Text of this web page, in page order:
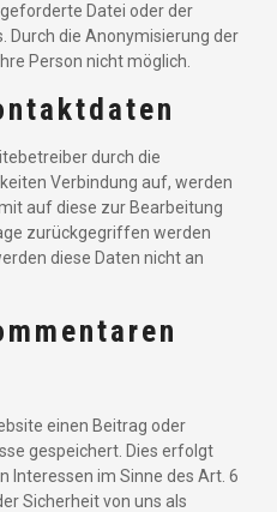
Datei oder der
Durch die Anonymisierung der
Person nicht möglich.
durch die
Verbindung auf, werden
auf diese zur Bearbeitung
zurückgegriffen werden
diese Daten nicht an
einen Beitrag oder
gespeichert. Dies erfolgt
Interessen im Sinne des Art. 6
Sicherheit von uns als